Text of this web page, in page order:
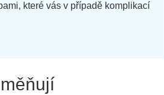
které vás v případě komplikací